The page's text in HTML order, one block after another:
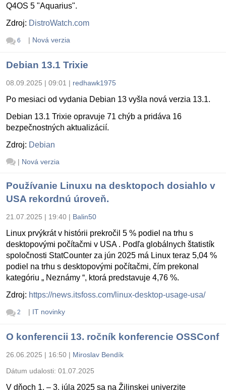
Q4OS 5 "Aquarius".
Zdroj: DistroWatch.com
6 | Nová verzia
Debian 13.1 Trixie
08.09.2025 | 09:01 | redhawk1975
Po mesiaci od vydania Debian 13 vyšla nová verzia 13.1.
Debian 13.1 Trixie opravuje 71 chýb a pridáva 16
bezpečnostných aktualizácií.
Zdroj: Debian
| Nová verzia
Používanie Linuxu na desktopoch dosiahlo v
USA rekordnú úroveň.
21.07.2025 | 19:40 | Balin50
Linux prvýkrát v histórii prekročil 5 % podiel na trhu s
desktopovými počítačmi v USA . Podľa globálnych štatistík
spoločnosti StatCounter za jún 2025 má Linux teraz 5,04 %
podiel na trhu s desktopovými počítačmi, čím prekonal
kategóriu „ Neznámy “, ktorá predstavuje 4,76 %.
Zdroj: https://news.itsfoss.com/linux-desktop-usage-usa/
2 | IT novinky
O konferencii 13. ročník konferencie OSSConf
26.06.2025 | 16:50 | Miroslav Bendík
Dátum udalosti: 01.07.2025
V dňoch 1. – 3. júla 2025 sa na Žilinskej univerzite